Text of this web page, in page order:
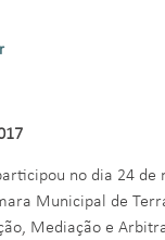
no dia 24
Municipal de
Mediação e